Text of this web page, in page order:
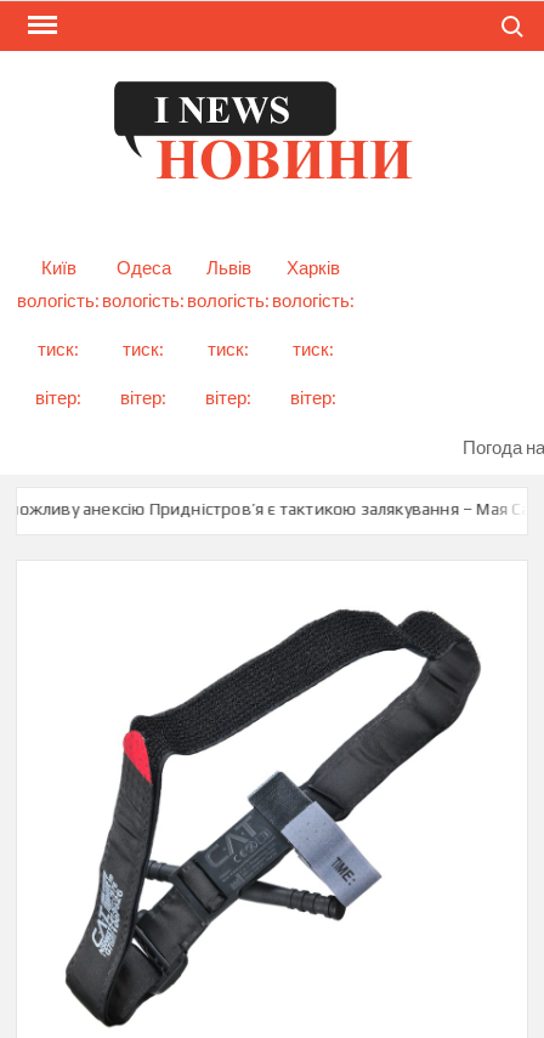
Skip
Київ
Одеса Львів
Харків
вологість:
тиск:
вітер:
вологість:
тиск:
вітер:
вологість:
тиск:
вітер:
вологість:
тиск:
вітер:
Погода
анексію Придністров’я є тактикою залякування – Мая Санду